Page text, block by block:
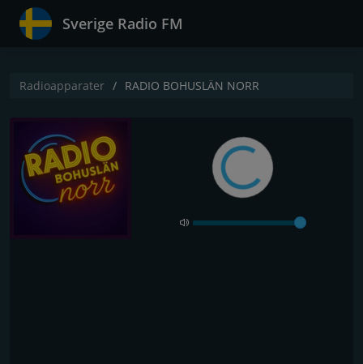
Sverige Radio FM
Radioapparater RADIO BOHUSLÄN NORR